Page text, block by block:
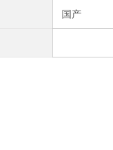
国产